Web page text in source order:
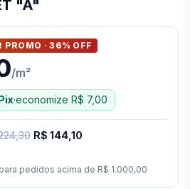
"A"
PROMO ·36% OFF
/m²
·economize R$ 7,00
R$ 144,10
pedidos acima de R$ 1.000,00